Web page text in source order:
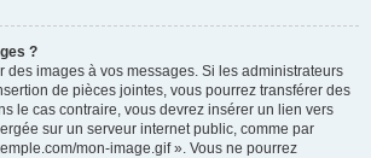
?
des images à vos messages. Si les administrateurs
de pièces jointes, vous pourrez transférer des
le cas contraire, vous devrez insérer un lien vers
sur un serveur internet public, comme par
mon-image.gif ». Vous ne pourrez